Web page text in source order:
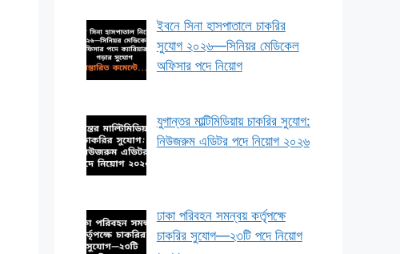
ইবনে সিনা হাসপাতালে চাকরির
সুযোগ ২০২৬—সিনিয়র মেডিকেল
অফিসার পদে নিয়োগ
যুগান্তর মাল্টিমিডিয়ায় চাকরির সুযোগ:
নিউজরুম এডিটর পদে নিয়োগ ২০২৬
ঢাকা পরিবহন সমন্বয় কর্তৃপক্ষে
চাকরির সুযোগ—২৩টি পদে নিয়োগ